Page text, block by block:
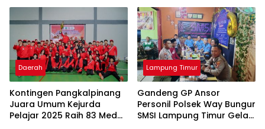
Daerah
Kontingen Pangkalpinang
Juara Umum Kejurda
Pelajar 2025 Raih 83 Medali
Lampung Timur
Gandeng GP Ansor
Personil Polsek Way Bungur
SMSI Lampung Timur Gelar